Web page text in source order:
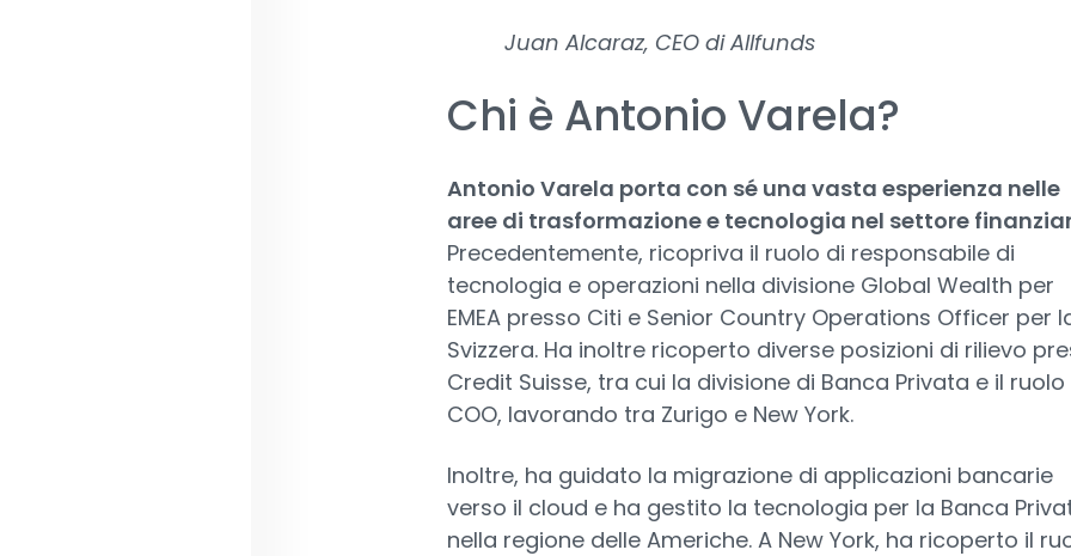
Juan Alcaraz, CEO di Allfunds
Chi è Antonio Varela?
Antonio Varela porta con sé una vasta esperienza nelle
aree di trasformazione e tecnologia nel settore
Precedentemente, ricopriva il ruolo di responsabile di
tecnologia e operazioni nella divisione Global Wealth per
EMEA presso Citi e Senior Country Operations Officer per
Svizzera. Ha inoltre ricoperto diverse posizioni di rilievo
Credit Suisse, tra cui la divisione di Banca Privata e il ruolo
COO, lavorando tra Zurigo e New York.
Inoltre, ha guidato la migrazione di applicazioni bancarie
verso il cloud e ha gestito la tecnologia per la Banca
nella regione delle Americhe. A New York, ha ricoperto il